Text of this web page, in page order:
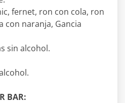
fernet, ron con cola, ron
con naranja, Gancia
sin alcohol.
BAR: